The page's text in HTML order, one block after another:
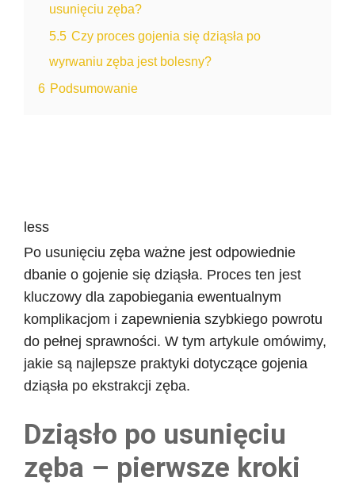
usunięciu zęba?
5.5 Czy proces gojenia się dziąsła po
wyrwaniu zęba jest bolesny?
6 Podsumowanie
less
Po usunięciu zęba ważne jest odpowiednie
dbanie o gojenie się dziąsła. Proces ten jest
kluczowy dla zapobiegania ewentualnym
komplikacjom i zapewnienia szybkiego powrotu
do pełnej sprawności. W tym artykule omówimy,
jakie są najlepsze praktyki dotyczące gojenia
dziąsła po ekstrakcji zęba.
Dziąsło po usunięciu
zęba – pierwsze kroki